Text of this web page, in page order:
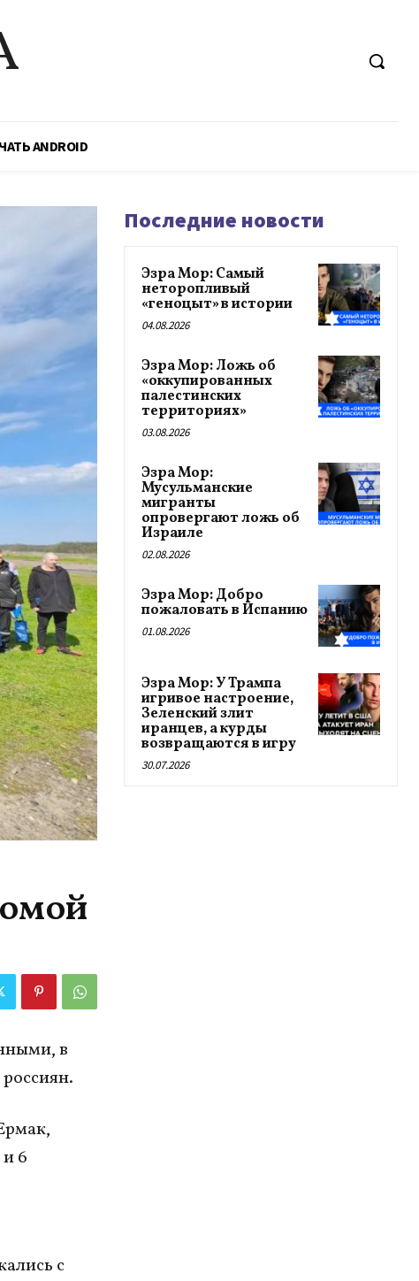
ANDROID
в
6
с
Последние новости
Эзра Мор: Самый
неторопливый
«геноцыт» в истории
04.08.2026
Эзра Мор: Ложь об
«оккупированных
палестинских
территориях»
03.08.2026
Эзра Мор:
Мусульманские
мигранты
опровергают ложь об
Израиле
02.08.2026
Эзра Мор: Добро
пожаловать в Испанию
01.08.2026
Эзра Мор: У Трампа
игривое настроение,
Зеленский злит
иранцев, а курды
возвращаются в игру
30.07.2026